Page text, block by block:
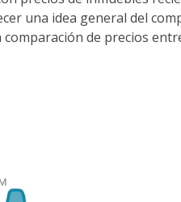
una idea general del
de precios